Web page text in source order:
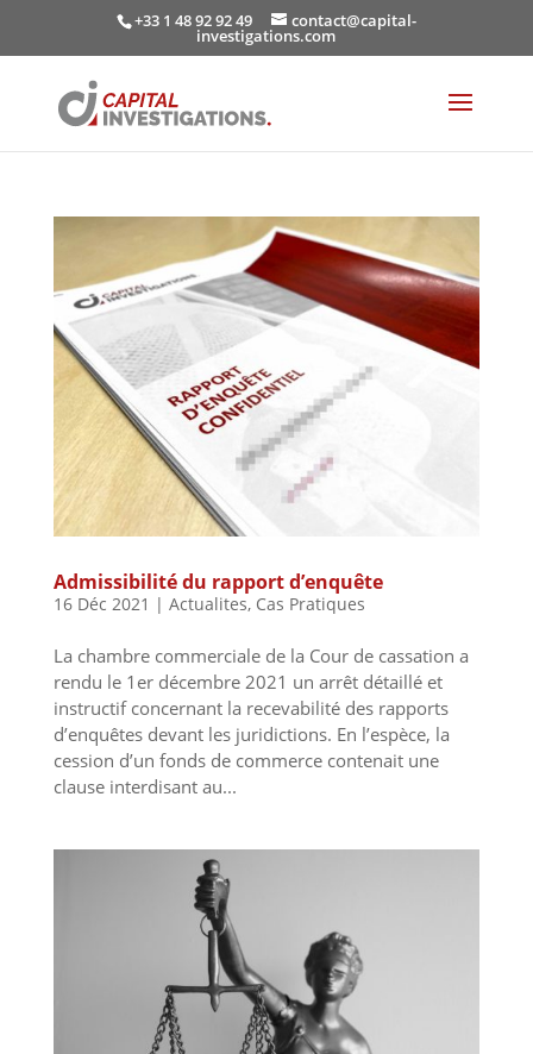
+33 1 48 92 92 49 contact@capital-
investigations.com
Admissibilité du rapport d’enquête
16 Déc 2021 | Actualites, Cas Pratiques
La chambre commerciale de la Cour de cassation a
rendu le 1er décembre 2021 un arrêt détaillé et
instructif concernant la recevabilité des rapports
d’enquêtes devant les juridictions. En l’espèce, la
cession d’un fonds de commerce contenait une
clause interdisant au...